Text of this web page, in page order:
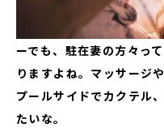
ーでも、駐在妻の方々っ
りますよね。マッサージ
プールサイドでカクテル
たいな。